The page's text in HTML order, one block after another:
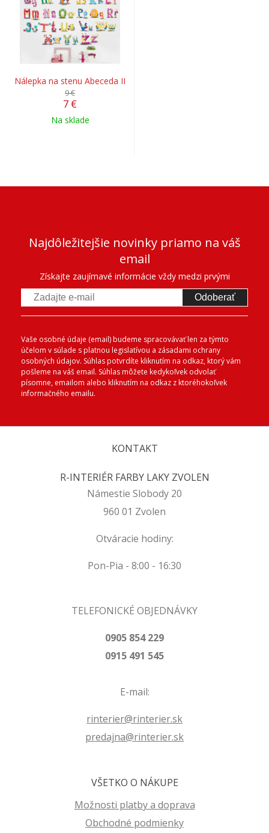
Nálepka na stenu Abeceda II
9 €
7 €
Na sklade
Najdôležitejšie novinky priamo na váš
email
Získajte zaujímavé informácie vždy medzi prvými
Odoberať
Vaše osobné údaje (email) budeme spracovávať len za týmto
účelom v súlade s platnou legislatívou a zásadami ochrany
osobných údajov. Súhlas potvrdíte kliknutím na odkaz, ktorý vám
pošleme na váš email. Súhlas môžete kedykoľvek odvolať
písomne, emailom alebo kliknutím na odkaz z ktoréhokoľvek
informačného emailu.
KONTAKT
R-INTERIÉR FARBY LAKY ZVOLEN
Námestie Slobody 20
960 01 Zvolen
Otváracie hodiny:
Pon-Pia - 8:00 - 16:30
TELEFONICKÉ OBJEDNÁVKY
0905 854 229
0915 491 545
E-mail:
rinterier@rinterier.sk
predajna@rinterier.sk
VŠETKO O NÁKUPE
Možnosti platby a doprava
Obchodné podmienky